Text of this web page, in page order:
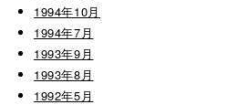
1994年10月
1994年7月
1993年9月
1993年8月
1992年5月